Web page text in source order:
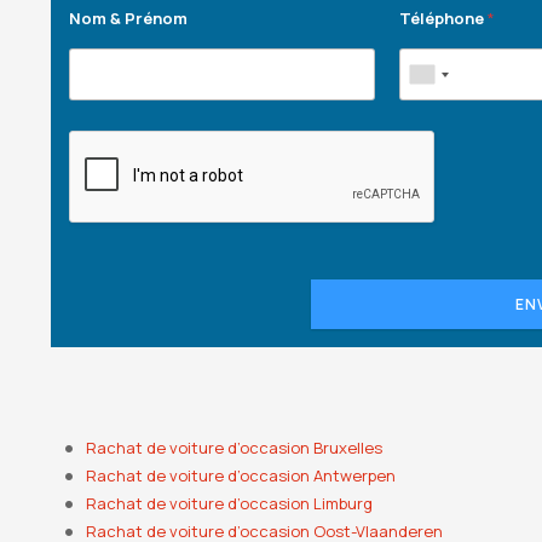
Nom & Prénom Téléphone*
Rachat de voiture d’occasion Bruxelles
Rachat de voiture d’occasion Antwerpen
Rachat de voiture d’occasion Limburg
Rachat de voiture d’occasion Oost-Vlaanderen